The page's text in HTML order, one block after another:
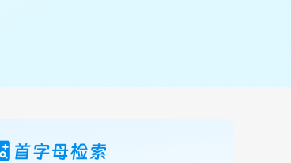
首字母检索